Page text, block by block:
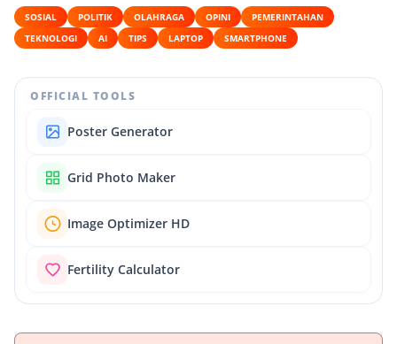
SOSIAL POLITIK OLAHRAGA OPINI
PEMERINTAHAN
TEKNOLOGI
AI TIPS LAPTOP SMARTPHONE
OFFICIAL TOOLS
Poster Generator
Grid Photo Maker
Image Optimizer HD
Fertility Calculator